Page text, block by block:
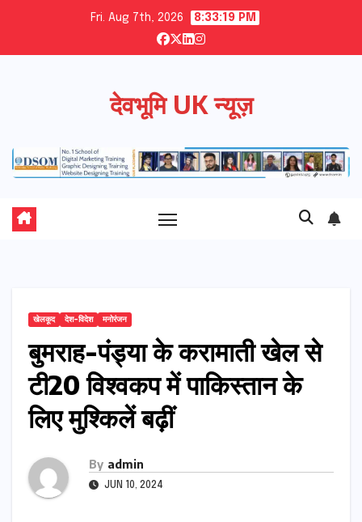
content
Fri. Aug 7th, 2026 8:33:20 PM
देवभूमि UK न्यूज़
खेलकूद देश-विदेश मनोरंजन
बुमराह-पंड्या के करामाती खेल से
टी20 विश्वकप में पाकिस्तान के
लिए मुश्किलें बढ़ीं
By admin
JUN 10, 2024